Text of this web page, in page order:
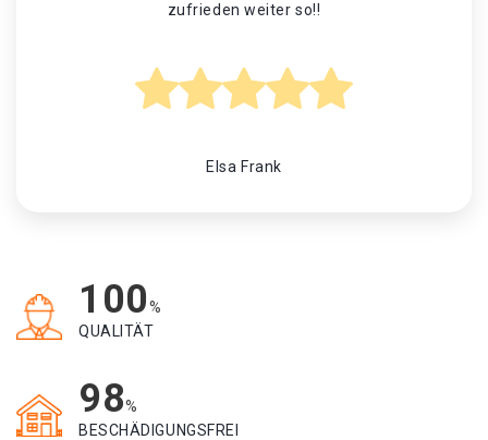
zufrieden weiter so!!
Elsa Frank
100%
QUALITÄT
98%
BESCHÄDIGUNGSFREI